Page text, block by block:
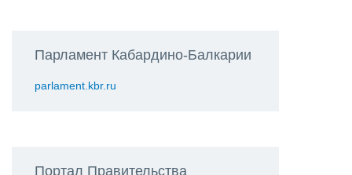
Парламент Кабардино-Балкарии
parlament.kbr.ru
Портал Правительства